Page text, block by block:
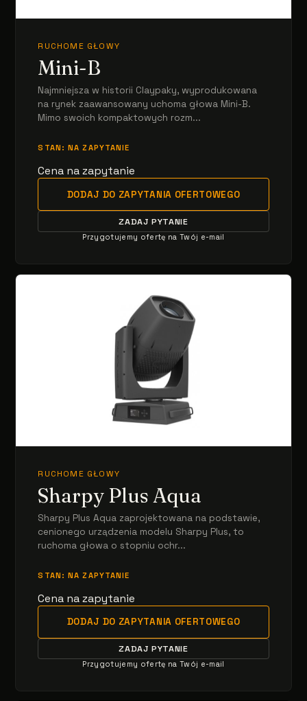
RUCHOME GŁOWY
Mini-B
Najmniejsza w historii Claypaky, wyprodukowana
na rynek zaawansowany uchoma głowa Mini-B.
Mimo swoich kompaktowych rozm...
STAN: NA ZAPYTANIE
Cena na zapytanie
DODAJ DO ZAPYTANIA OFERTOWEGO
ZADAJ PYTANIE
Przygotujemy ofertę na Twój e-mail
RUCHOME GŁOWY
Sharpy Plus Aqua
Sharpy Plus Aqua zaprojektowana na podstawie,
cenionego urządzenia modelu Sharpy Plus, to
ruchoma głowa o stopniu ochr...
STAN: NA ZAPYTANIE
Cena na zapytanie
DODAJ DO ZAPYTANIA OFERTOWEGO
ZADAJ PYTANIE
Przygotujemy ofertę na Twój e-mail